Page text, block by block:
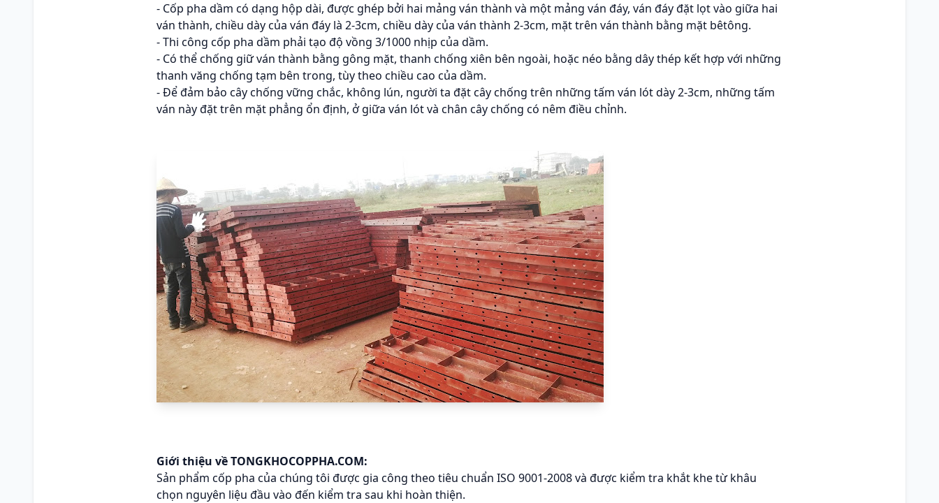
- Cốp pha dầm có dạng hộp dài, được ghép bởi hai mảng ván thành và một mảng ván đáy, ván đáy đặt lọt vào giữa hai
ván thành, chiều dày của ván đáy là 2-3cm, chiều dày của ván thành 2-3cm, mặt trên ván thành bằng mặt bêtông.
- Thi công cốp pha dầm phải tạo độ vồng 3/1000 nhịp của dầm.
- Có thể chống giữ ván thành bằng gông mặt, thanh chống xiên bên ngoài, hoặc néo bằng dây thép kết hợp với những
thanh văng chống tạm bên trong, tùy theo chiều cao của dầm.
- Để đảm bảo cây chống vững chắc, không lún, người ta đặt cây chống trên những tấm ván lót dày 2-3cm, những tấm
ván này đặt trên mặt phẳng ổn định, ở giữa ván lót và chân cây chống có nêm điều chỉnh.
Giới thiệu về TONGKHOCOPPHA.COM:
Sản phẩm cốp pha của chúng tôi được gia công theo tiêu chuẩn ISO 9001-2008 và được kiểm tra khắt khe từ khâu
chọn nguyên liệu đầu vào đến kiểm tra sau khi hoàn thiện.